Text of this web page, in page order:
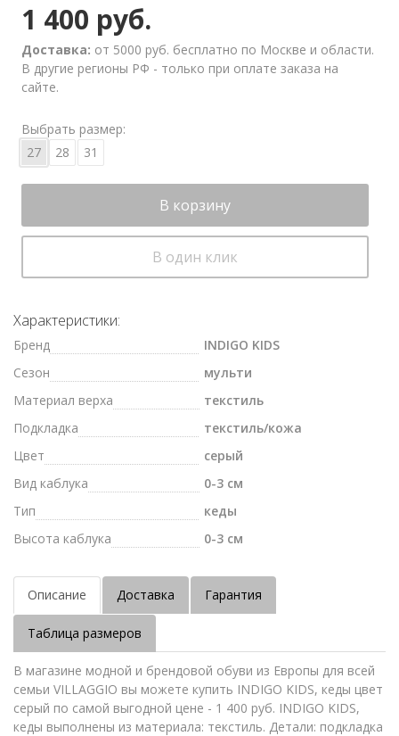
1 400 руб.
Доставка: от 5000 руб. бесплатно по Москве и области.
В другие регионы РФ - только при оплате заказа на
сайте.
Выбрать размер:
27
28 31
В корзину
В один клик
Характеристики:
Бренд
INDIGO KIDS
Сезон
мульти
Материал верха
текстиль
Подкладка
текстиль/кожа
Цвет
серый
Вид каблука
0-3 см
Тип
кеды
Высота каблука
0-3 см
Описание Доставка Гарантия
Таблица размеров
В магазине модной и брендовой обуви из Европы для всей
семьи VILLAGGIO вы можете купить INDIGO KIDS, кеды цвет
серый по самой выгодной цене - 1 400 руб. INDIGO KIDS,
кеды выполнены из материала: текстиль. Детали: подкладка